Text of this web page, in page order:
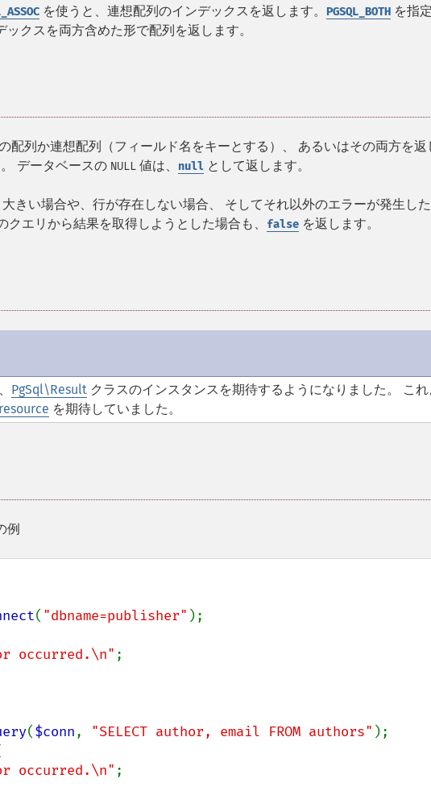
を使うと、連想配列のインデックスを返します。 PGSQL_BOTH を指
ックスを両方含めた形で配列を返します。
配列か連想配列（フィールド名をキーとする）、 あるいはその両方を
データベースの NULL 値は、 null として返します。
きい場合や、行が存在しない場合、 そしてそれ以外のエラーが発生し
クエリから結果を取得しようとした場合も、
false を返します。
PgSql\Result クラスのインスタンスを期待するようになりました。 こ
resource を期待していました。
例
( "dbname=publisher" );
occurred.\n" ;
($conn, "SELECT author, email FROM authors" );
occurred.\n" ;